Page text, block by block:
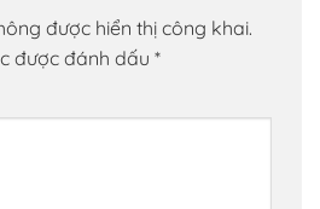
được hiển thị công khai.
được đánh dấu *